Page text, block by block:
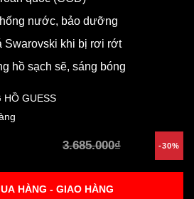
nước, bảo dưỡng
Swarovski khi bị rơi rớt
hồ sạch sẽ, sáng bóng
HỒ GUESS
3.685.000₫ -30%
HÀNG - GIAO HÀNG